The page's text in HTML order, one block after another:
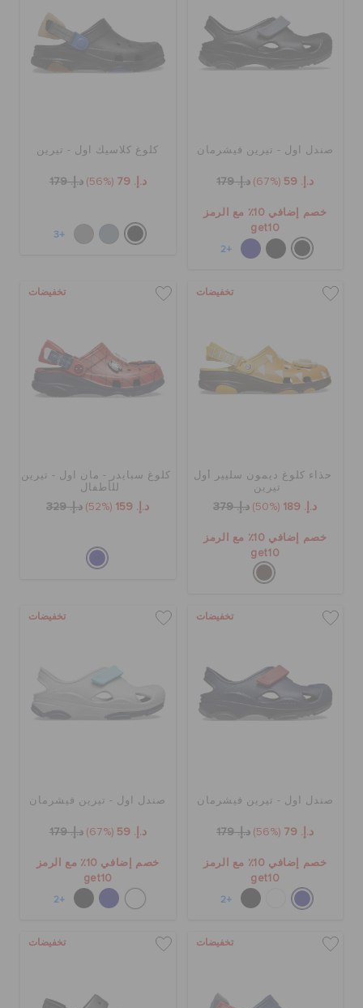
صندل اول - تيرين فيشرمان
د.إ. 59 (67%) د.إ. 179
خصم إضافي 10٪ مع الرمز
get10
+2
كلوغ كلاسيك اول - تيرين
د.إ. 79 (56%) د.إ. 179
+3
تخفيضات
حذاء كلوغ ديمون سليير أول
تيرين
د.إ. 189 (50%) د.إ. 379
خصم إضافي 10٪ مع الرمز
get10
تخفيضات
كلوغ سبايدر - مان اول - تيرين
للأطفال
د.إ. 159 (52%) د.إ. 329
تخفيضات
صندل اول - تيرين فيشرمان
د.إ. 79 (56%) د.إ. 179
خصم إضافي 10٪ مع الرمز
get10
+2
تخفيضات
صندل اول - تيرين فيشرمان
د.إ. 59 (67%) د.إ. 179
خصم إضافي 10٪ مع الرمز
get10
+2
تخفيضات تخفيضات